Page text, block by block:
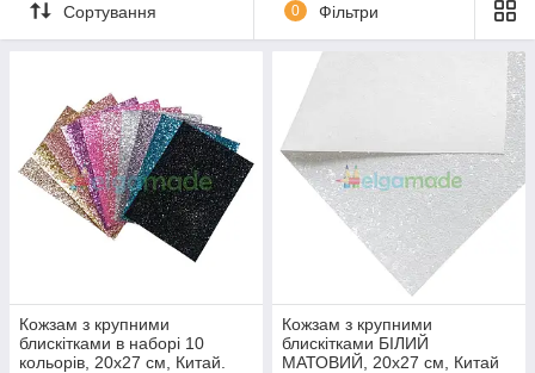
Кожзам з крупними блискітками купити
оптом та в роздріб
При оптовому заказі кольори можуть бути
знижка розраховується від загальної кількості листів
від1до9шт
від10до19
шт
від20листів
28 грн 22 грн
Знижка роздрібна ціна ~14%
Сортування 0 Фільтри
Кожзам з крупними
блискітками в наборі 10
кольорів, 20х27 см, Китай.
Кожзам з крупними
блискітками БІЛИЙ
МАТОВИЙ, 20х27 см, Китай